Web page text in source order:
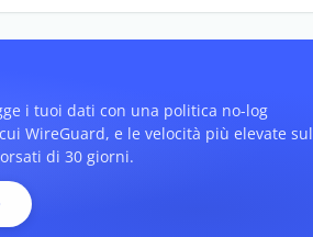
i tuoi dati con una politica no-log
WireGuard, e le velocità più elevate sul
di 30 giorni.